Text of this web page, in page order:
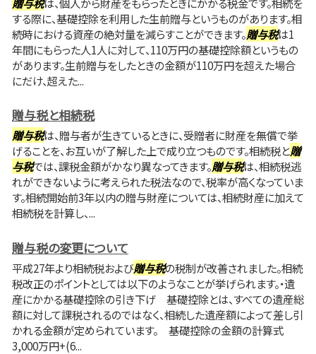
する際に、基礎控除を利用した生前贈与というものがあります。相
続時における資産の絶対量を減らすことができます。贈与税は1
年間にもらった人1人に対して、110万円の基礎控除額というもの
があります。生前贈与をしたときの金額が110万円を超えた場合
にだけ、超えた...
贈与税と相続税
贈与税は、贈与者が生きているときに、受贈者に財産を無償で挙
げることを、お互いが了解した上で成り立つものです。相続税と贈
与税では、課税金額がかなり異なってきます。贈与税は、相続税逃
れができないように考えられた税法なので、税率が高くなっていま
す。相続開始前3年以内の贈与財産については、相続財産に加えて
相続税を計算し、...
贈与税の変更について
平成27年より相続税および贈与税の税制が改善されました。相続
税改正のポイントとしては以下のようなことが挙げられます。・遺
産にかかる基礎控除の引き下げ 基礎控除とは、すべての遺産総
額に対して課税されるのではなく、相続した遺産額によって差し引
かれる金額が定められています。 基礎控除の金額の計算式
3,000万円+(6...